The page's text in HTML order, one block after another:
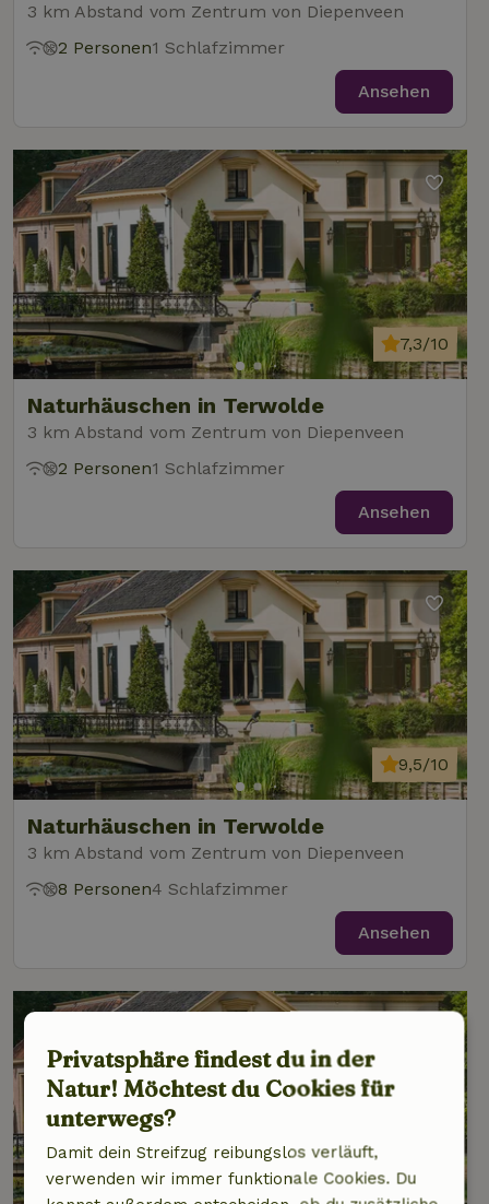
3 km Abstand vom Zentrum von Diepenveen
2 Personen1 Schlafzimmer
Ansehen
Naturhäuschen in Terwolde
3 km Abstand vom Zentrum von Diepenveen
7,3/10
2 Personen1 Schlafzimmer
Ansehen
Naturhäuschen in Terwolde
3 km Abstand vom Zentrum von Diepenveen
9,5/10
8 Personen4 Schlafzimmer
Ansehen
Privatsphäre findest du in der
Natur! Möchtest du Cookies für
unterwegs?
Damit dein Streifzug reibungslos verläuft,
verwenden wir immer funktionale Cookies. Du